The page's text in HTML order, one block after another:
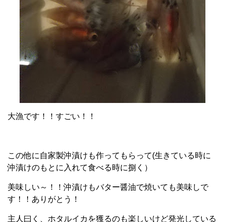
大漁です！！すごい！！
この他に自家製沖漬けも作ってもらって(生きている時に
沖漬けのもとに入れて食べる時に捌く）
美味しい～！！沖漬けもバター醤油で焼いても美味しで
す！！ありがとう！
主人曰く、ホタルイカを獲るのも楽しいけど発光している